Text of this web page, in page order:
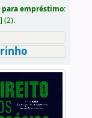
empréstimo:
] (2).